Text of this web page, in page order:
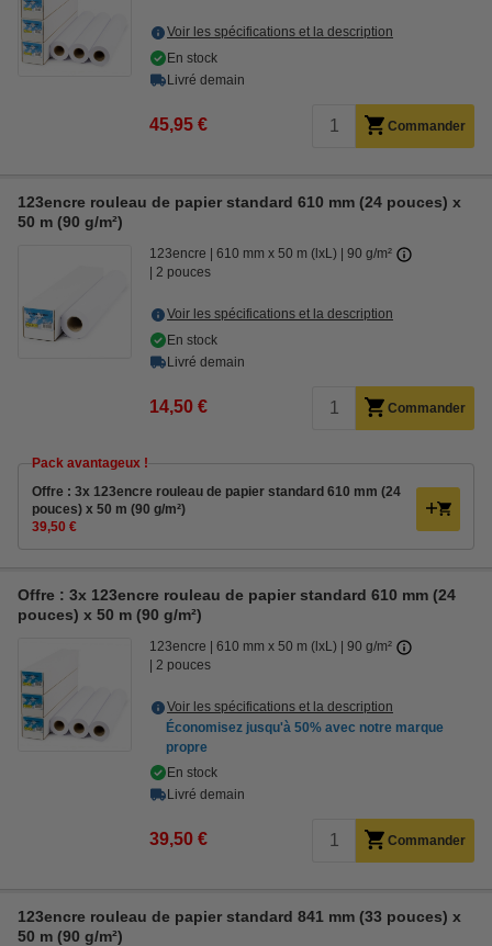
Voir les spécifications et la description
En stock
Livré demain
45,95 € Commander
123encre rouleau de papier standard 610 mm (24 pouces) x
50 m (90 g/m²)
123encre 610 mm x 50 m (lxL)
90 g/m²
2 pouces
Voir les spécifications et la description
En stock
Livré demain
14,50 € Commander
Pack avantageux !
Offre : 3x 123encre rouleau de papier standard 610 mm (24
pouces) x 50 m (90 g/m²)
39,50 €
Offre : 3x 123encre rouleau de papier standard 610 mm (24
pouces) x 50 m (90 g/m²)
123encre 610 mm x 50 m (lxL)
90 g/m²
2 pouces
Voir les spécifications et la description
Économisez jusqu'à 50% avec notre marque
propre
En stock
Livré demain
39,50 € Commander
123encre rouleau de papier standard 841 mm (33 pouces) x
50 m (90 g/m²)